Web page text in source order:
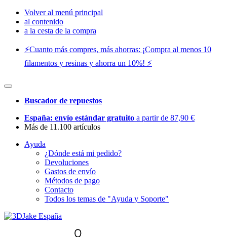
Volver al menú principal
al contenido
a la cesta de la compra
⚡️Cuanto más compres, más ahorras: ¡Compra al menos 10
filamentos y resinas y ahorra un 10%! ⚡️
Buscador de repuestos
España: envío estándar gratuito a partir de 87,90 €
Más de 11.100 artículos
Ayuda
¿Dónde está mi pedido?
Devoluciones
Gastos de envío
Métodos de pago
Contacto
Todos los temas de "Ayuda y Soporte"